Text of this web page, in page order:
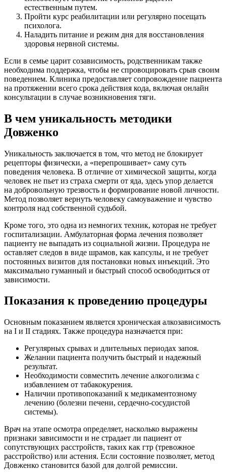
естественным путем.
Пройти курс реабилитации или регулярно посещать
психолога.
Наладить питание и режим дня для восстановления
здоровья нервной системы.
Если в семье царит созависимость, родственникам также
необходима поддержка, чтобы не спровоцировать срыв своим
поведением. Клиника предоставляет сопровождение пациента
на протяжении всего срока действия кода, включая онлайн
консультации в случае возникновения тяги.
В чем уникальность методики
Довженко
Уникальность заключается в том, что метод не блокирует
рецепторы физически, а «перепрошивает» саму суть
поведения человека. В отличие от химической защиты, когда
человек не пьет из страха смерти от яда, здесь упор делается
на добровольную трезвость и формирование новой личности.
Метод позволяет вернуть человеку самоуважение и чувство
контроля над собственной судьбой.
Кроме того, это одна из немногих техник, которая не требует
госпитализации. Амбулаторная форма лечения позволяет
пациенту не выпадать из социальной жизни. Процедура не
оставляет следов в виде шрамов, как капсулы, и не требует
постоянных визитов для постановки новых инъекций. Это
максимально гуманный и быстрый способ освободиться от
зависимости.
Показания к проведению процедуры
Основным показанием является хроническая алкозависимость
на I и II стадиях. Также процедура назначается при:
Регулярных срывах и длительных периодах запоя.
Желании пациента получить быстрый и надежный
результат.
Необходимости совместить лечение алкоголизма с
избавлением от табакокурения.
Наличии противопоказаний к медикаментозному
лечению (болезни печени, сердечно-сосудистой
системы).
Врач на этапе осмотра определяет, насколько выражены
признаки зависимости и не страдает ли пациент от
сопутствующих расстройств, таких как гтр (тревожное
расстройство) или астения. Если состояние позволяет, метод
Довженко становится базой для долгой ремиссии.